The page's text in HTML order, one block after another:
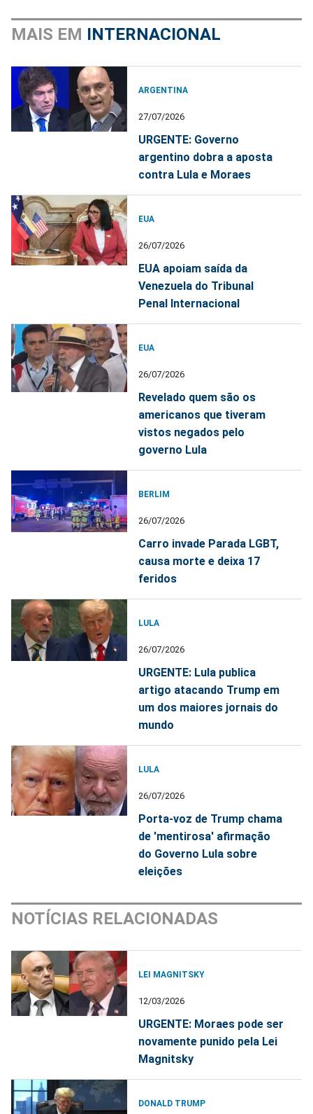
MAIS EM INTERNACIONAL
ARGENTINA
27/07/2026
URGENTE: Governo
argentino dobra a aposta
contra Lula e Moraes
EUA
26/07/2026
EUA apoiam saída da
Venezuela do Tribunal
Penal Internacional
EUA
26/07/2026
Revelado quem são os
americanos que tiveram
vistos negados pelo
governo Lula
BERLIM
26/07/2026
Carro invade Parada LGBT,
causa morte e deixa 17
feridos
LULA
26/07/2026
URGENTE: Lula publica
artigo atacando Trump em
um dos maiores jornais do
mundo
LULA
26/07/2026
Porta-voz de Trump chama
de 'mentirosa' afirmação
do Governo Lula sobre
eleições
NOTÍCIAS RELACIONADAS
LEI MAGNITSKY
12/03/2026
URGENTE: Moraes pode ser
novamente punido pela Lei
Magnitsky
DONALD TRUMP